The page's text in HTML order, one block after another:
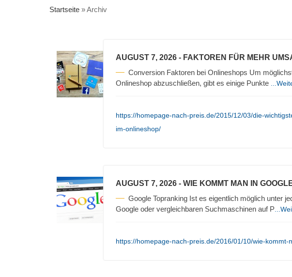
Startseite »Archiv
AUGUST 7, 2026 - FAKTOREN FÜR MEHR
Conversion Faktoren bei Onlineshops Um
Onlineshop abzuschließen, gibt es einige Punkte
https://homepage-nach-preis.de/2015/12/03/die-
im-onlineshop/
AUGUST 7, 2026 - WIE KOMMT MAN IN
Google Topranking Ist es eigentlich möglich unter
Google oder vergleichbaren Suchmaschinen auf P
https://homepage-nach-preis.de/2016/01/10/wie-